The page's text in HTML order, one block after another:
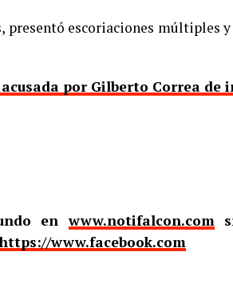
presentó escoriaciones múltiples
por Gilberto Correa de
enwww.notifalcon.com
https://www.facebook.com